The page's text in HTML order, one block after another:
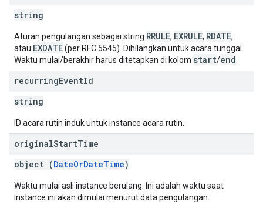
string
Aturan pengulangan sebagai string RRULE, EXRULE, RDATE,
atau EXDATE(per RFC 5545). Dihilangkan untuk acara tunggal.
Waktu mulai/berakhir harus ditetapkan di kolom start/end
recurringEventId
string
ID acara rutin induk untuk instance acara rutin.
originalStartTime
object (DateOrDateTime)
Waktu mulai asli instance berulang. Ini adalah waktu saat
instance ini akan dimulai menurut data pengulangan.